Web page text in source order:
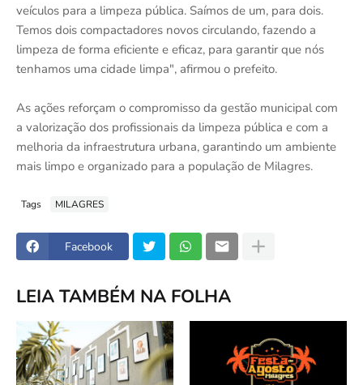
veículos para a limpeza pública. Saímos de um, para dois.
Temos dois compactadores novos circulando, fazendo a
limpeza de forma eficiente e eficaz, para garantir que nós
tenhamos uma cidade limpa", afirmou o prefeito.
As ações reforçam o compromisso da gestão municipal com
a valorização dos profissionais da limpeza pública e com a
melhoria da infraestrutura urbana, garantindo um ambiente
mais limpo e organizado para a população de Milagres.
Tags MILAGRES
Facebook
LEIA TAMBÉM NA FOLHA